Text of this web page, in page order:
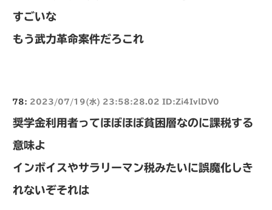
すごいな
もう武力革命案件だろこれ
78: 2023/07/19(水) 23:58:28.02 ID:Zi4IvlDV0
奨学金利用者ってほぼほぼ貧困層なのに課税する
意味よ
インボイスやサラリーマン税みたいに誤魔化しき
れないぞそれは